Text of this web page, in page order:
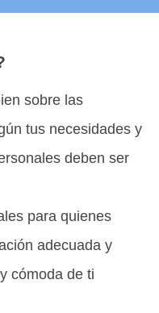
sobre las
tus necesidades y
deben ser
para quienes
adecuada y
cómoda de ti